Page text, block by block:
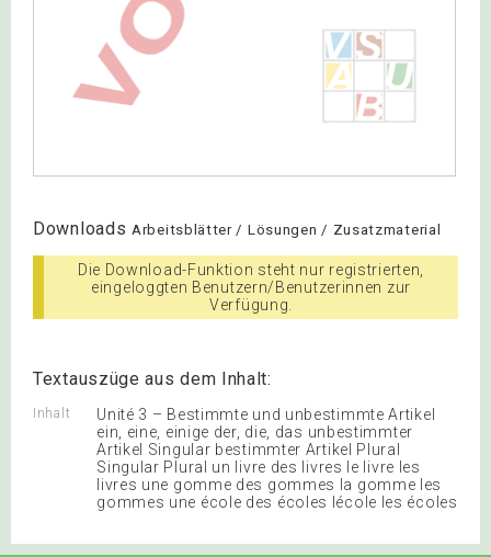
Downloads Arbeitsblätter / Lösungen / Zusatzmaterial
Die Download-Funktion steht nur registrierten,
eingeloggten Benutzern/Benutzerinnen zur
Verfügung.
Textauszüge aus dem Inhalt:
Inhalt
Unité 3 – Bestimmte und unbestimmte Artikel
ein, eine, einige der, die, das unbestimmter
Artikel Singular bestimmter Artikel Plural
Singular Plural un livre des livres le livre les
livres une gomme des gommes la gomme les
gommes une école des écoles lécole les écoles